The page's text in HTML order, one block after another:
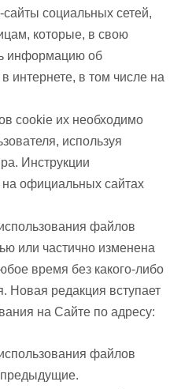
социальных сетей,
которые, в свою
информацию об
интернете, в том числе на
cookie их необходимо
используя
Инструкции
на официальных сайтах
файлов
или частично изменена
время без какого-либо
Новая редакция вступает
на Сайте по адресу:
файлов
предыдущие.